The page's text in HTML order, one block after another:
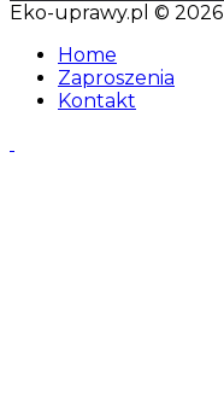
Eko-uprawy.pl © 2026
Home
Zaproszenia
Kontakt